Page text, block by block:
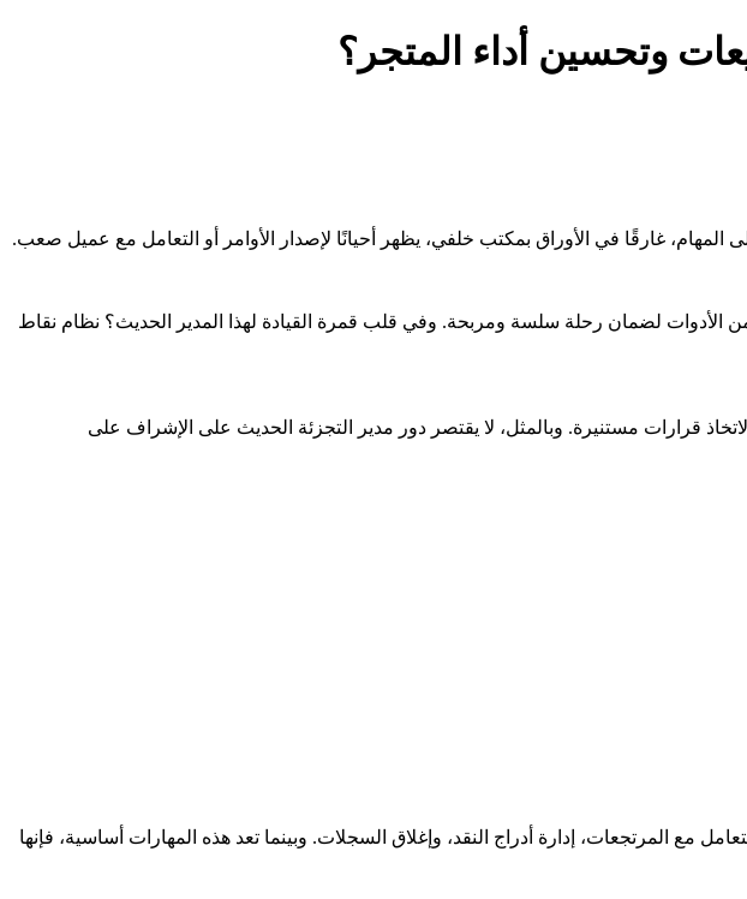
وتحسين أداء المتجر؟
غارقًا في الأوراق بمكتب خلفي، يظهر أحيانًا لإصدار الأوامر أو التعامل مع عميل صعب.
من الأدوات لضمان رحلة سلسة ومربحة. وفي قلب قمرة القيادة لهذا المدير الحديث؟ نظام نقاط
قرارات مستنيرة. وبالمثل، لا يقتصر دور مدير التجزئة الحديث على الإشراف على
مع المرتجعات، إدارة أدراج النقد، وإغلاق السجلات. وبينما تعد هذه المهارات أساسية، فإنها